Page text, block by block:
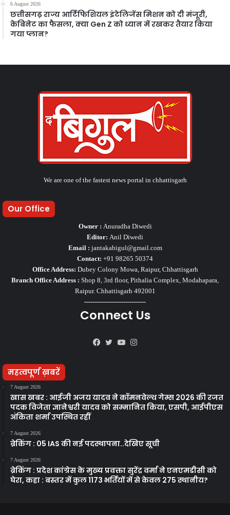
6 August 2026
छत्तीसगढ़ राज्य आर्टिफिशियल इंटेलिजेंस मिशन को दी मंजूरी,
केबिनेट का फैसला, क्या Gen Z को ध्यान में रखकर तैयार किया
गया प्लान?
We are one of the fastest news portal in chhattisgarh
Our Office
Owner : Anuradha Diwedi
Editor: Anil Diwedi
Email : jantakabigul@gmail.com
Contact: +91 98265 50374
Office Address: Dubey Colony Mowa, Raipur, Chhattisgarh
Branch Office Address : Shop 8, 3rd floor, Pithalia Complex, Modahapara,
Raipur. Chhattisgarh 492001
------------------------------
Connect Us
Facebook
TwitterYouTube
महत्वपूर्ण ख़बरें
7 August 2026
खास खबर : आईजी अजय यादव ने कॉमनवेल्थ गेम्स 2026 की रजत
पदक विजेता ज्ञानेश्वरी यादव को सम्मानित किया, एसपी, आईपीएस
अंकिता शर्मा उपस्थित रहीं
7 August 2026
ब्रेकिंग : 05 IAS की नई पदस्थापना..देखिए सूची
7 August 2026
ब्रेकिंग : प्रदेश कांग्रेस के मुख्य प्रवक्ता सुरेंद्र वर्मा ने एनएमडीसी को
घेरा, कहा : बस्तर में कुल 1173 भर्तियों में से केवल 275 स्थानीय?